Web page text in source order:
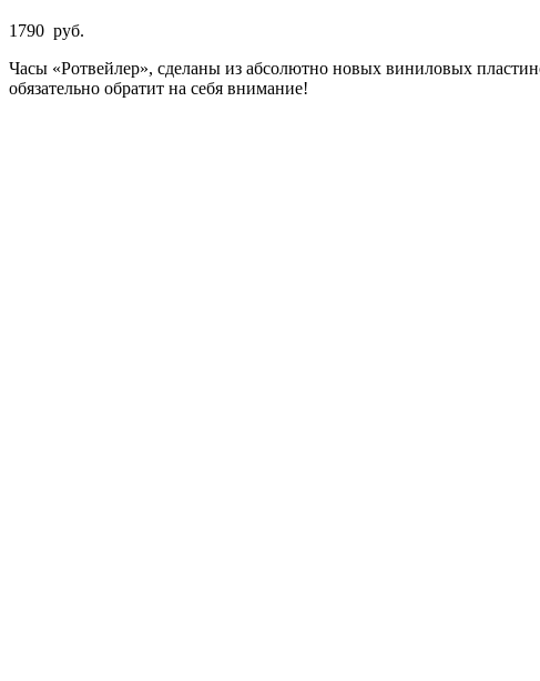
1790 руб.
Часы «Ротвейлер», сделаны из абсолютно новых виниловых
обязательно обратит на себя внимание!